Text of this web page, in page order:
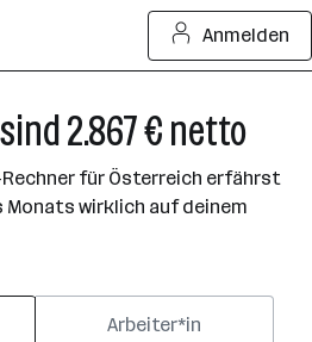
Anmelden
2.867 € netto
für Österreich erfährst
Monats wirklich auf deinem
Arbeiter*in